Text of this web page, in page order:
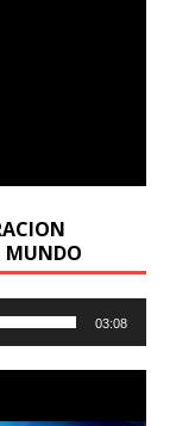
MUNDO
03:08